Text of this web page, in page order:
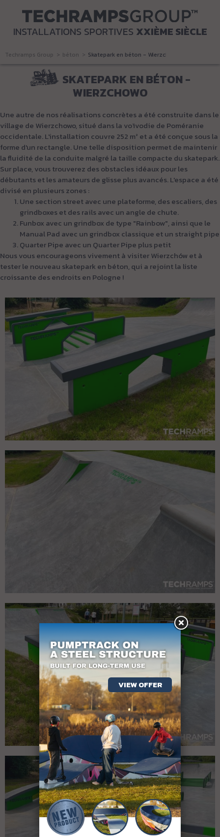
INSTALLATIONS SPORTIVES XXIÈME SIÈCLE
Techramps Group béton Skatepark en béton - Wierzchowo
SKATEPARK EN BÉTON -
WIERZCHOWO
Une autre de nos réalisations concrètes a été construite dans le
village de Wierzchowo, situé dans la voïvodie de Poméranie
occidentale. L'installation couvre 252 m² et a été conçue sous la
forme d'un rectangle. Une telle disposition permet de maintenir
la fluidité de la conduite malgré la taille compacte du skatepark.
Sur place, vous trouverez des obstacles idéaux pour les
débutants et les amateurs de glisse plus avancés. L'espace a été
divisé en plusieurs zones :
Une section street avec une plateforme, des escaliers, des
grindboxes et des rails avec un angle de chute.
Funbox avec un grindbox de type "Rainbow", ainsi que le
Manual Pad avec un grindbox classique et un straight pipe
Quarter Pipe avec un Quarter Pipe plus petit
Nous vous encourageons vivement à visiter Wierzchów et à
tester le nouveau skatepark en béton, qui a rejoint la liste
croissante des endroits en Pologne !
VIEW OFFER